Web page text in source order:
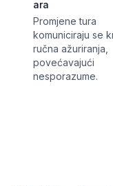
ara
Promjene tura
komuniciraju se
ručna ažuriranja,
povećavajući
nesporazume.